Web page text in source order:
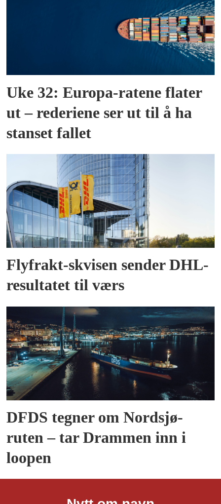
Uke 32: Europa-ratene flater
ut – rederiene ser ut til å ha
stanset fallet
Flyfrakt-skvisen sender DHL-
resultatet til værs
DFDS tegner om Nordsjø-
ruten – tar Drammen inn i
loopen